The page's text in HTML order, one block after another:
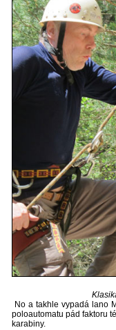
No a takhle vypadá lano
poloautomatu pád faktoru
karabiny.